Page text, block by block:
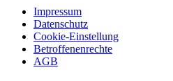
Impressum
Datenschutz
Cookie-Einstellung
Betroffenenrechte
AGB